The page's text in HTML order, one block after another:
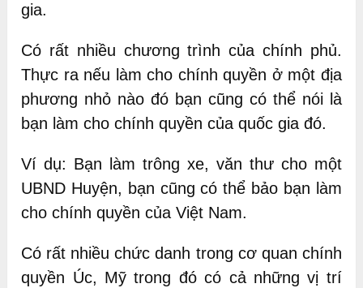
gia.
Có rất nhiều chương trình của chính phủ.
Thực ra nếu làm cho chính quyền ở một địa
phương nhỏ nào đó bạn cũng có thể nói là
bạn làm cho chính quyền của quốc gia đó.
Ví dụ: Bạn làm trông xe, văn thư cho một
UBND Huyện, bạn cũng có thể bảo bạn làm
cho chính quyền của Việt Nam.
Có rất nhiều chức danh trong cơ quan chính
quyền Úc, Mỹ trong đó có cả những vị trí